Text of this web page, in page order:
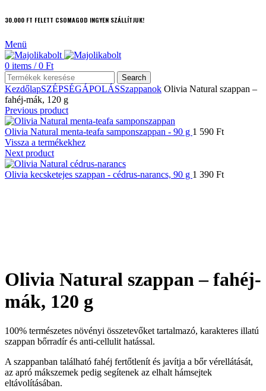
30.000 FT FELETT CSOMAGOD INGYEN SZÁLLÍTJUK!
Menü
0 items / 0 Ft
Search
KezdőlapSZÉPSÉGÁPOLÁSSzappanok Olivia Natural szappan –
fahéj-mák, 120 g
Previous product
Olivia Natural menta-teafa samponszappan - 90 g 1 590 Ft
Vissza a termékekhez
Next product
Olivia kecsketejes szappan - cédrus-narancs, 90 g 1 390 Ft
Olivia Natural szappan – fahéj-
mák, 120 g
100% természetes növényi összetevőket tartalmazó, karakteres illatú
szappan bőrradír és anti-cellulit hatással.
A szappanban található fahéj fertőtlenít és javítja a bőr vérellátását,
az apró mákszemek pedig segítenek az elhalt hámsejtek
eltávolításában.